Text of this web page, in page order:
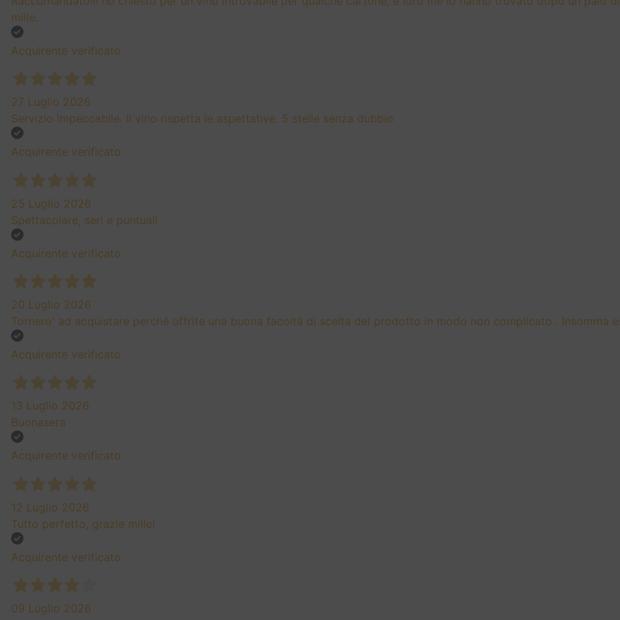
mille.
Acquirente verificato
27 Luglio 2026
Servizio impeccabile. Il vino rispetta le aspettative. 5 stelle senza dubbio
Acquirente verificato
25 Luglio 2026
Spettacolare, seri e puntuali
Acquirente verificato
20 Luglio 2026
Tornero' ad acquistare perché offrite una buona facoltà di scelta del prodotto in modo non complicato . Insomma
Acquirente verificato
13 Luglio 2026
Buonasera
Acquirente verificato
12 Luglio 2026
Tutto perfetto, grazie mille!
Acquirente verificato
09 Luglio 2026